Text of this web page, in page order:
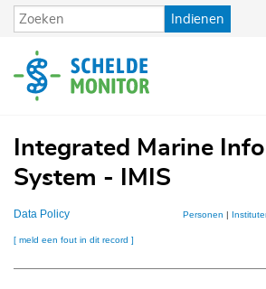
Overslaan
en
de
inhoud
Indienen
Integrated Marine
System - IMIS
Data Policy Personen |
[ meld een fout in dit record ]